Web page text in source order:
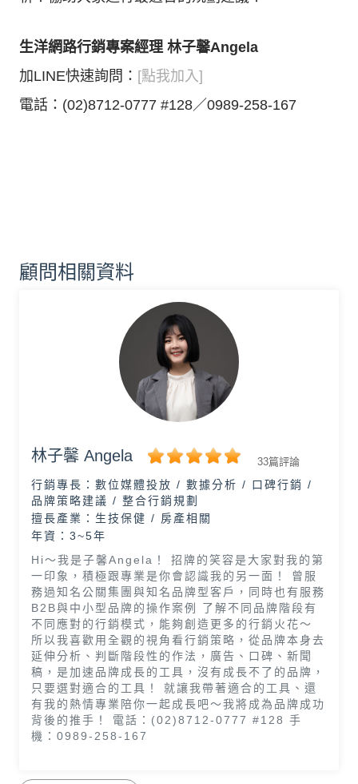
生洋網路行銷專案經理 林子馨Angela
加LINE快速詢問： [點我加入]
電話：(02)8712-0777 #128／0989-258-167
顧問相關資料
林子馨 Angela 33篇評論
行銷專長： 數位媒體投放 / 數據分析 / 口碑行銷 /
品牌策略建議 / 整合行銷規劃
擅長產業： 生技保健 / 房產相關
年資：3~5年
Hi～我是子馨Angela！ 招牌的笑容是大家對我的第
一印象，積極跟專業是你會認識我的另一面！ 曾服
務過知名公關集團與知名品牌型客戶，同時也有服務
B2B與中小型品牌的操作案例 了解不同品牌階段有
不同應對的行銷模式，能夠創造更多的行銷火花～
所以我喜歡用全觀的視角看行銷策略，從品牌本身去
延伸分析、判斷階段性的作法，廣告、口碑、新聞
稿，是加速品牌成長的工具，沒有成長不了的品牌，
只要選對適合的工具！ 就讓我帶著適合的工具、還
有我的熱情專業陪你一起成長吧～我將成為品牌成功
背後的推手！ 電話：(02)8712-0777 #128 手
機：0989-258-167